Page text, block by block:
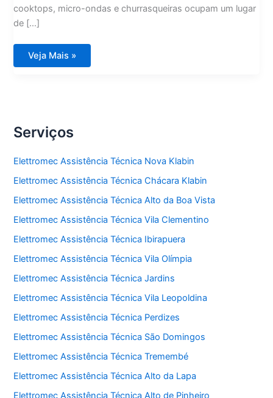
cooktops, micro-ondas e churrasqueiras ocupam um lugar
de […]
Lofra
Assistência
ondas
e
Veja Mais »
Serviços
Elettromec Assistência Técnica Nova Klabin
Elettromec Assistência Técnica Chácara Klabin
Elettromec Assistência Técnica Alto da Boa Vista
Elettromec Assistência Técnica Vila Clementino
Elettromec Assistência Técnica Ibirapuera
Elettromec Assistência Técnica Vila Olímpia
Elettromec Assistência Técnica Jardins
Elettromec Assistência Técnica Vila Leopoldina
Elettromec Assistência Técnica Perdizes
Elettromec Assistência Técnica São Domingos
Elettromec Assistência Técnica Tremembé
Elettromec Assistência Técnica Alto da Lapa
Elettromec Assistência Técnica Alto de Pinheiro